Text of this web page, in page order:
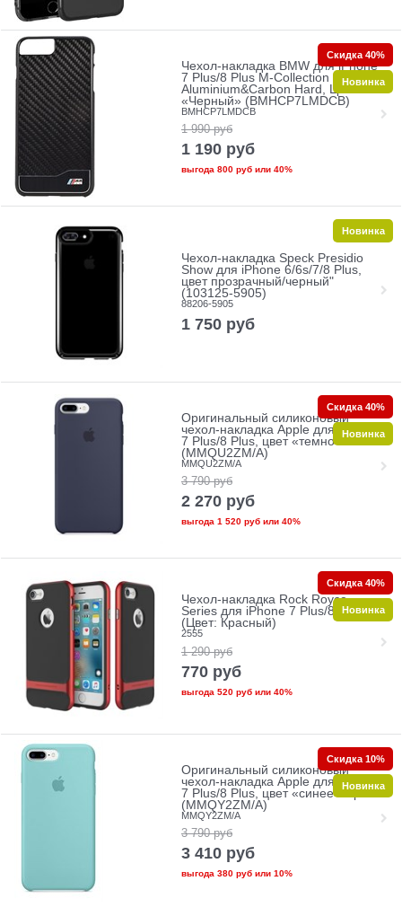
Чехол-накладка BMW для iPhone
7 Plus/8 Plus M-Collection
Aluminium&Carbon Hard, Цвет
«Черный» (BMHCP7LMDCB)
BMHCP7LMDCB
1 990 руб
1 190 руб
выгода 800 рубили 40%
Скидка 40%
Новинка
Чехол-накладка Speck Presidio
Show для iPhone 6/6s/7/8 Plus,
цвет прозрачный/черный"
(103125-5905)
88206-5905
1 750 руб
Новинка
Оригинальный силиконовый
чехол-накладка Apple для iPhone
7 Plus/8 Plus, цвет «темно-синий»
(MMQU2ZM/A)
MMQU2ZM/A
3 790 руб
2 270 руб
выгода 1 520 рубили 40%
Скидка 40%
Новинка
Чехол-накладка Rock Royce
Series для iPhone 7 Plus/8 Plus
(Цвет: Красный)
2555
1 290 руб
770 руб
выгода 520 рубили 40%
Скидка 40%
Новинка
Оригинальный силиконовый
чехол-накладка Apple для iPhone
7 Plus/8 Plus, цвет «синее море»
(MMQY2ZM/A)
MMQY2ZM/A
3 790 руб
3 410 руб
выгода 380 рубили 10%
Скидка 10%
Новинка